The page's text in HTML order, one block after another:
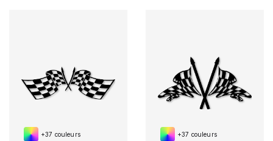
+37 couleurs +37 couleurs